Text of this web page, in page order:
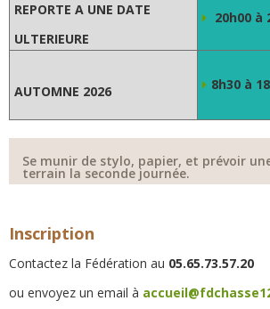
REPORTE A UNE DATE
ULTERIEURE
20h00 à
AUTOMNE 2026
8h30 à
Se munir de stylo, papier, et prévoir
terrain la seconde journée.
Inscription
Contactez la Fédération au 05.65.73.57.20
ou envoyez un email à